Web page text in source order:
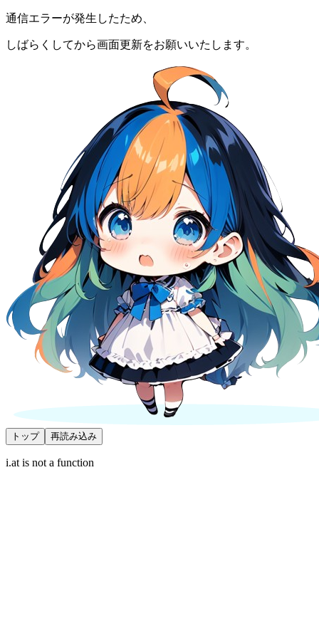
通信エラーが発生したため、
しばらくしてから画面更新をお願いいたします。
トップ 再読み込み
i.at is not a function